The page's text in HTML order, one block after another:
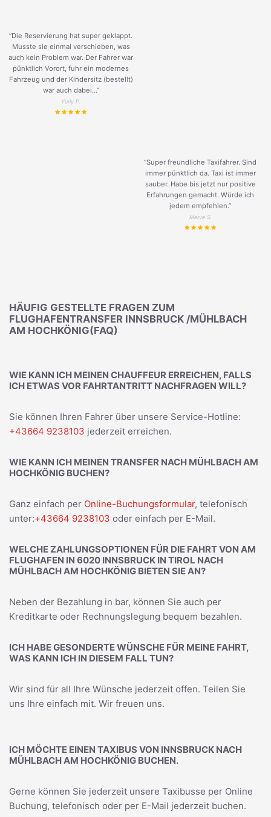
“Die Reservierung hat super geklappt.
Musste sie einmal verschieben, was
auch kein Problem war. Der Fahrer war
pünktlich Vorort, fuhr ein modernes
Fahrzeug und der Kindersitz (bestellt)
war auch dabei...”
Yuriy P.
“Super freundliche Taxifahrer. Sind
immer pünktlich da. Taxi ist immer
sauber. Habe bis jetzt nur positive
Erfahrungen gemacht. Würde ich
jedem empfehlen.”
Merve S.
HÄUFIG GESTELLTE FRAGEN ZUM
FLUGHAFENTRANSFER INNSBRUCK /MÜHLBACH
AM HOCHKÖNIG(FAQ)
WIE KANN ICH MEINEN CHAUFFEUR ERREICHEN, FALLS
ICH ETWAS VOR FAHRTANTRITT NACHFRAGEN WILL?
Sie können Ihren Fahrer über unsere Service-Hotline:
+43664 9238103 jederzeit erreichen.
WIE KANN ICH MEINEN TRANSFER NACH MÜHLBACH AM
HOCHKÖNIG BUCHEN?
Ganz einfach per Online-Buchungsformular, telefonisch
unter:+43664 9238103 oder einfach per E-Mail.
WELCHE ZAHLUNGSOPTIONEN FÜR DIE FAHRT VON AM
FLUGHAFEN IN 6020 INNSBRUCK IN TIROL NACH
MÜHLBACH AM HOCHKÖNIG BIETEN SIE AN?
Neben der Bezahlung in bar, können Sie auch per
Kreditkarte oder Rechnungslegung bequem bezahlen.
ICH HABE GESONDERTE WÜNSCHE FÜR MEINE FAHRT,
WAS KANN ICH IN DIESEM FALL TUN?
Wir sind für all Ihre Wünsche jederzeit offen. Teilen Sie
uns Ihre einfach mit. Wir freuen uns.
ICH MÖCHTE EINEN TAXIBUS VON INNSBRUCK NACH
MÜHLBACH AM HOCHKÖNIG BUCHEN.
Gerne können Sie jederzeit unsere Taxibusse per Online
Buchung, telefonisch oder per E-Mail jederzeit buchen.